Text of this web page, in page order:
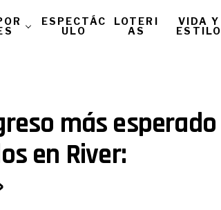
ESPECTÁC
ULO
LOTERI
AS
VIDA Y
ESTILO
más esperado
en River: